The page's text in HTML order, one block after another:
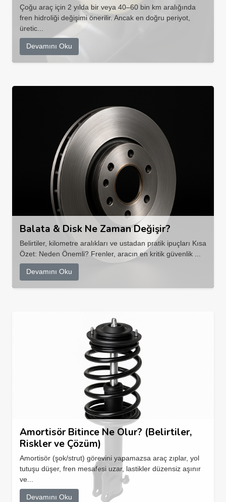
Çoğu araç için 2 yılda bir veya 40–60 bin km aralığında
fren hidroliği değişimi önerilir. Ancak en doğru periyot,
üretic...
Devamını Oku
Balata & Disk Ne Zaman Değişir?
Belirtiler, kilometre aralıkları ve ustadan pratik ipuçları Kısa
Özet: Neden Önemli? Frenler, aracın en kritik güvenlik ...
Devamını Oku
Amortisör Bitince Ne Olur? (Belirtiler,
Riskler ve Çözüm)
Amortisör (şok/strut) görevini yapamazsa araç zıplar, yol
tutuşu düşer, fren mesafesi uzar, lastikler düzensiz aşınır
ve...
Devamını Oku